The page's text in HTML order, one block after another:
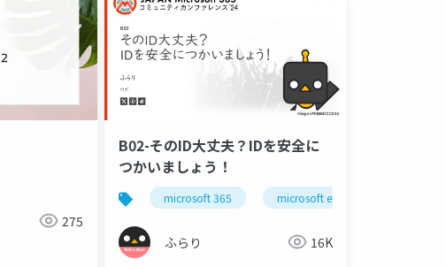
275
B02-そのID大丈夫？IDを安全に
つかいましょう！
microsoft 365 microsoft entra id
ふらり 16K